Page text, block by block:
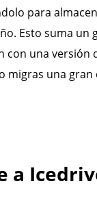
para
Esto suma un
una versión
migras una
a